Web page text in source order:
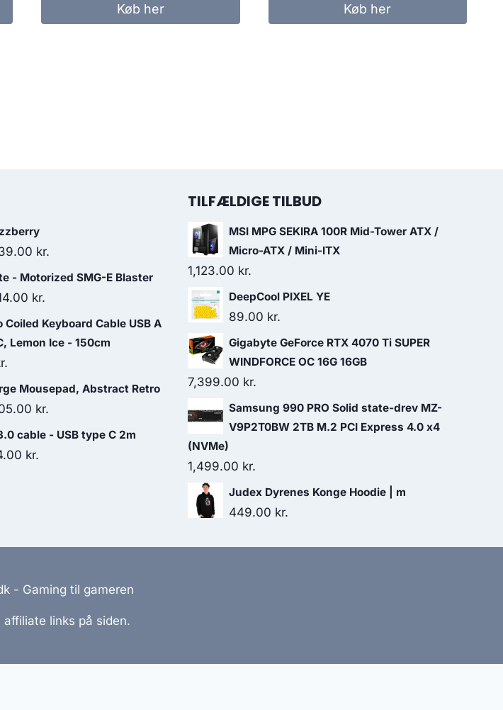
Køb her
299.00 kr.. 249.00 kr..
Køb her
kr.
price
- Motorized SMG-E Blaster
kr..
kr.
price
is:
Coiled Keyboard Cable USB A
Lemon Ice - 150cm
price
is:
Mousepad, Abstract Retro
kr.
price
cable - USB type C 2m
kr.
TILFÆLDIGE TILBUD
MSI MPG SEKIRA 100R Mid-Tower ATX /
Micro-ATX / Mini-ITX
1,123.00 kr.
DeepCool PIXEL YE
89.00 kr.
Gigabyte GeForce RTX 4070 Ti SUPER
WINDFORCE OC 16G 16GB
7,399.00 kr.
Samsung 990 PRO Solid state-drev MZ-
V9P2T0BW 2TB M.2 PCI Express 4.0 x4
(NVMe)
1,499.00 kr.
Judex Dyrenes Konge Hoodie | m
449.00 kr.
- Gaming til gameren
links på siden.